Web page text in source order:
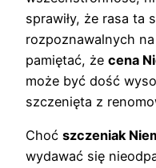
sprawiły, że rasa ta
rozpoznawalnych
pamiętać, że cena
może być dość
szczenięta z
Choć szczeniak
wydawać się